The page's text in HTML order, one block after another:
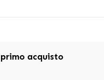
acquisto